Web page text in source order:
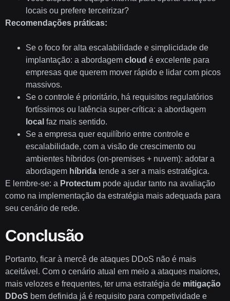
locais ou prefere terceirizar?
Recomendações práticas:
Se o foco for alta escalabilidade e simplicidade de
implantação: a abordagem cloud é excelente para
empresas que querem mover rápido e lidar com picos
massivos.
Se o controle é prioritário, há requisitos regulatórios
fortíssimos ou latência super-crítica: a abordagem
local faz mais sentido.
Se a empresa quer equilíbrio entre controle e
escalabilidade, com a visão de crescimento ou
ambientes híbridos (on-premises + nuvem): adotar a
abordagem híbrida tende a ser a mais estratégica.
E lembre-se: a Protectum pode ajudar tanto na avaliação
como na implementação da estratégia mais adequada para
seu cenário de rede.
Conclusão
Portanto, ficar à mercê de ataques DDoS não é mais
aceitável. Com o cenário atual em meio a ataques maiores,
mais velozes e frequentes, ter uma estratégia de mitigação
DDoS bem definida já é requisito para competividade e